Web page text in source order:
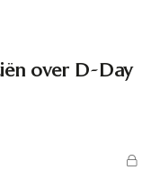
over D-Day